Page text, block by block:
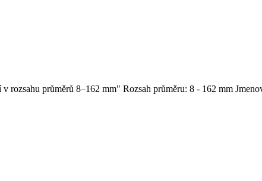
průměrů 8–162 mm" Rozsah průměru: 8 - 162 mm